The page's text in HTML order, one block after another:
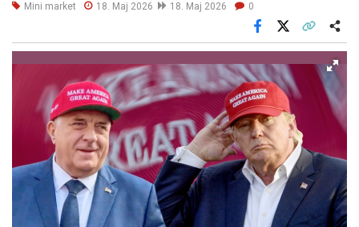
Mini market 18. Maj 2026 18. Maj 2026 0
Facebook